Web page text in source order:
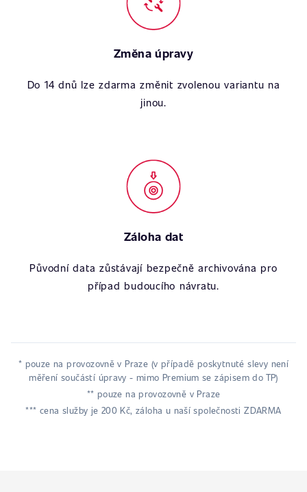
Změna úpravy
Do 14 dnů lze zdarma změnit zvolenou variantu na
jinou.
Záloha dat
Původní data zůstávají bezpečně archivována pro
případ budoucího návratu.
* pouze na provozovně v Praze (v případě poskytnuté slevy není
měření součástí úpravy - mimo Premium se zápisem do TP)
** pouze na provozovně v Praze
*** cena služby je 200 Kč, záloha u naší společnosti ZDARMA